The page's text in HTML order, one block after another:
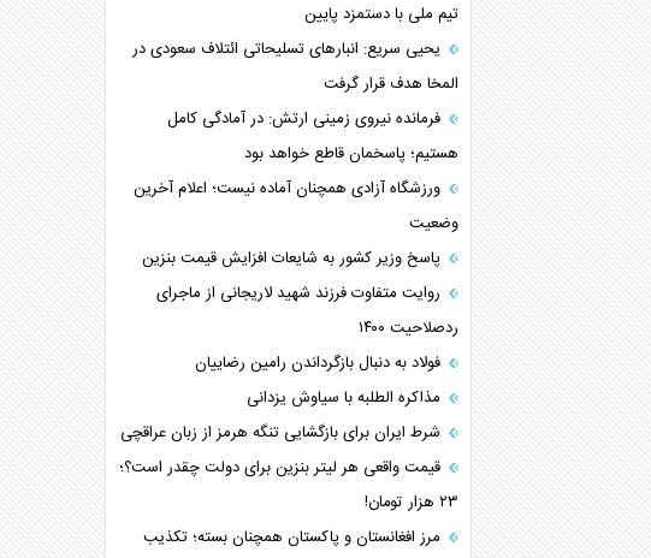
تیم ملی با دستمزد پایین
یحیی سریع: انبارهای تسلیحاتی ائتلاف سعودی در
المخا هدف قرار گرفت
فرمانده نیروی زمینی ارتش: در آمادگی کامل
هستیم؛ پاسخمان قاطع خواهد بود
ورزشگاه آزادی همچنان آماده نیست؛ اعلام آخرین
وضعیت
پاسخ وزیر کشور به شایعات افزایش قیمت بنزین
روایت متفاوت فرزند شهید لاریجانی از ماجرای
ردصلاحیت ۱۴۰۰
فولاد به دنبال بازگرداندن رامین رضاییان
مذاکره الطلبه با سیاوش یزدانی
شرط ایران برای بازگشایی تنگه هرمز از زبان عراقچی
قیمت واقعی هر لیتر بنزین برای دولت چقدر است؟؛
۲۳ هزار تومان!
مرز افغانستان و پاکستان همچنان بسته؛ تکذیب